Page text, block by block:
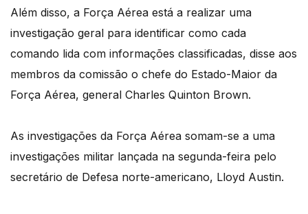
Além disso, a Força Aérea está a realizar uma
investigação geral para identificar como cada
comando lida com informações classificadas, disse aos
membros da comissão o chefe do Estado-Maior da
Força Aérea, general Charles Quinton Brown.
As investigações da Força Aérea somam-se a uma
investigações militar lançada na segunda-feira pelo
secretário de Defesa norte-americano, Lloyd Austin.